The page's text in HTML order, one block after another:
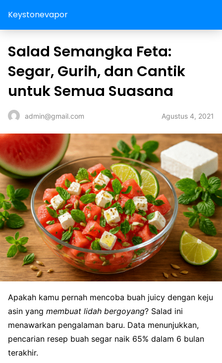
Keystonevapor
Salad Semangka Feta:
Segar, Gurih, dan Cantik
untuk Semua Suasana
admin@gmail.com Agustus 4, 2021
Apakah kamu pernah mencoba buah juicy dengan keju
asin yang membuat lidah bergoyang? Salad ini
menawarkan pengalaman baru. Data menunjukkan,
pencarian resep buah segar naik 65% dalam 6 bulan
terakhir.